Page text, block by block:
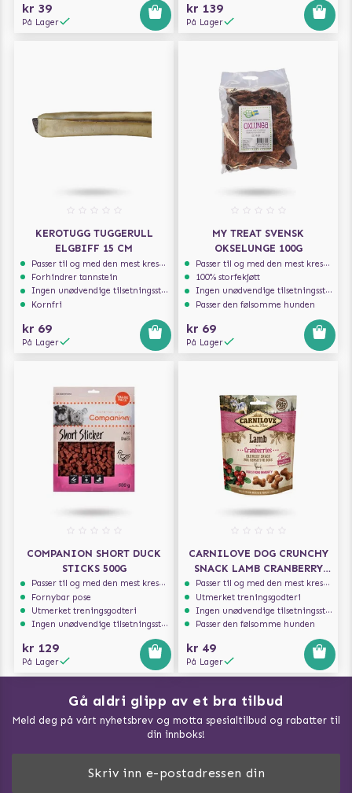
kr 39
På Lager
kr 139
På Lager
KEROTUGG TUGGERULL
ELGBIFF 15 CM
Passer til og med den mest kresne hunden
Forhindrer tannstein
Ingen unødvendige tilsetningsstoffer
Kornfri
kr 69
På Lager
MY TREAT SVENSK
OKSELUNGE 100G
Passer til og med den mest kresne hunden
100% storfekjøtt
Ingen unødvendige tilsetningsstoffer
Passer den følsomme hunden
kr 69
På Lager
COMPANION SHORT DUCK
STICKS 500G
Passer til og med den mest kresne hunden
Fornybar pose
Utmerket treningsgodteri
Ingen unødvendige tilsetningsstoffer
kr 129
På Lager
CARNILOVE DOG CRUNCHY
SNACK LAMB CRANBERRY
200G
Passer til og med den mest kresne hunden
Utmerket treningsgodteri
Ingen unødvendige tilsetningsstoffer
Passer den følsomme hunden
kr 49
På Lager
Gå aldri glipp av et bra tilbud
Meld deg på vårt nyhetsbrev og motta spesialtilbud og rabatter til
din innboks!